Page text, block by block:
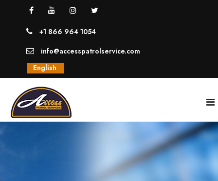
+1 866 964 1054
info@accesspatrolservice.com
English